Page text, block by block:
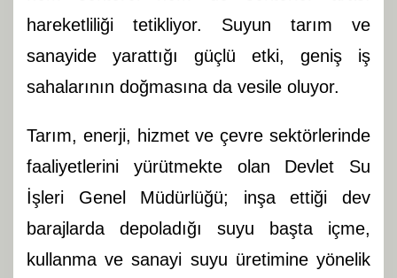
hareketliliği tetikliyor. Suyun tarım ve
sanayide yarattığı güçlü etki, geniş iş
sahalarının doğmasına da vesile oluyor.
Tarım, enerji, hizmet ve çevre sektörlerinde
faaliyetlerini yürütmekte olan Devlet Su
İşleri Genel Müdürlüğü; inşa ettiği dev
barajlarda depoladığı suyu başta içme,
kullanma ve sanayi suyu üretimine yönelik